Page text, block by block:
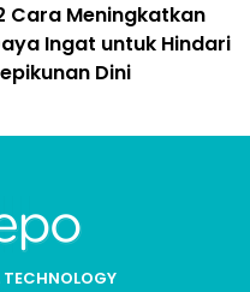
Cara Meningkatkan
Ingat untuk Hindari
Dini